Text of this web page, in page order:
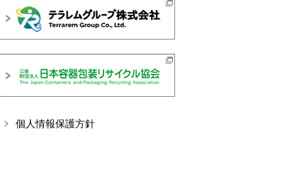
個人情報保護方針